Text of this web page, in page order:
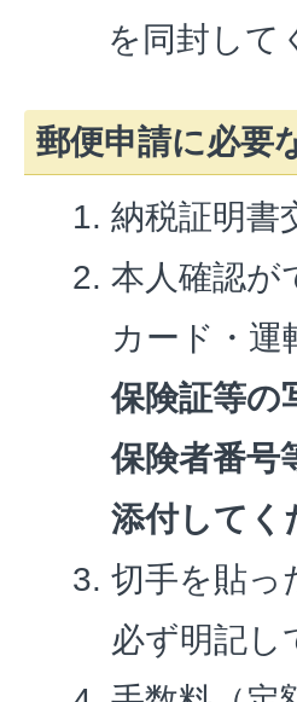
を同封して
郵便申請に必要
納税証明書
本人確認が
カード・運
保険証等の
保険者番号
添付してく
切手を貼っ
必ず明記し